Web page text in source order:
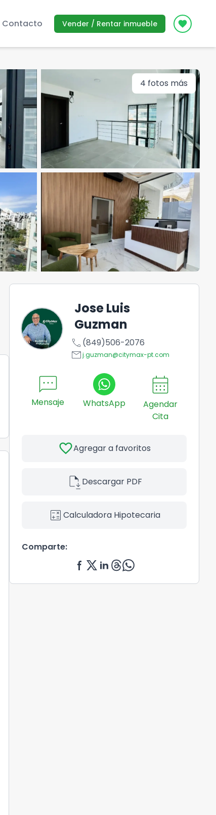
Contacto Vender / Rentar inmueble Icon
4 fotos más
Jose Luis
Guzman
call (849)506-2076
emailj.guzman@citymax-pt.com
sms
Mensaje WhatsApp
calendar_month
Agendar
Cita
favoriteAgregar a favoritos
file_saveDescargar PDF
calculate Calculadora Hipotecaria
Comparte: